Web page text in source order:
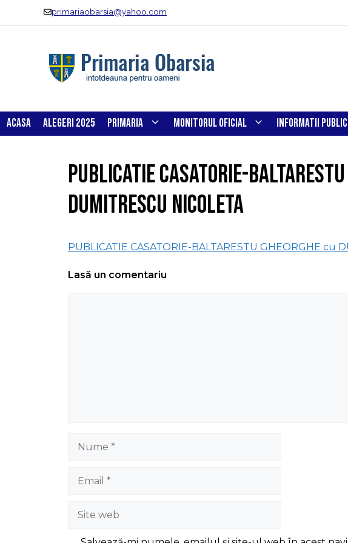
primariaobarsia@yahoo.com
ACASA ALEGERI 2025 PRIMARIA MONITORUL OFICIAL INFORMATII
PUBLICATIE CASATORIE-
DUMITRESCU NICOLETA
PUBLICATIE CASATORIE-BALTARESTU GHEORGHE cu
Lasă un comentariu
Site
web